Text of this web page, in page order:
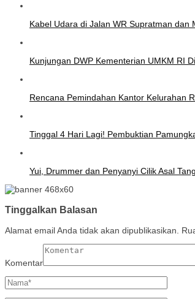
Kabel Udara di Jalan WR Supratman dan
Kunjungan DWP Kementerian UMKM RI
Rencana Pemindahan Kantor Kelurahan
Tinggal 4 Hari Lagi! Pembuktian
Yui, Drummer dan Penyanyi Cilik Asal
Tinggalkan Balasan
Alamat email Anda tidak akan dipublikasikan.
Komentar